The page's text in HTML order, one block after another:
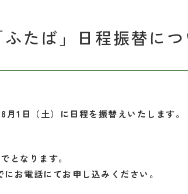
たば」日程振替につ
月1日（土）に日程を振替えいたします。
となります。
にお電話にてお申し込みください。